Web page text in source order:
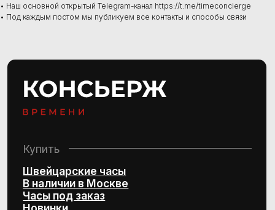
• Наш основной открытый Telegram-канал https://t.me/timeconcierge
• Под каждым постом мы публикуем все контакты и способы связи
Согласие на обработку
Политика конфиденциальности
10:00–21:00